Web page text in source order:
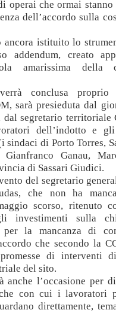
operai che ormai
dell’accordo sulla
istituito lo
addendum, creato
amarissima della
verrà conclusa
sarà presieduta dal
dal segretario territoriale
dell’indotto e gli
di Porto Torres,
Gianfranco Ganau,
di Sassari Giudici.
del segretario
che non ha
scorso, ritenuto
investimenti sulla
per la mancanza di
che secondo la
di interventi
del sito.
anche l’occasione per
con cui i lavoratori
direttamente,